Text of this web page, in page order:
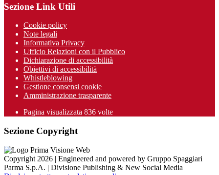
Sezione Link Utili
Cookie policy
Note legali
Informativa Privacy
Ufficio Relazioni con il Pubblico
Dichiarazione di accessibilità
Obiettivi di accessibilità
Whistleblowing
Gestione consensi cookie
Amministrazione trasparente
Pagina visualizzata 836 volte
Sezione Copyright
Copyright 2026 | Engineered and powered by Gruppo Spaggiari
Parma S.p.A. | Divisione Publishing & New Social Media